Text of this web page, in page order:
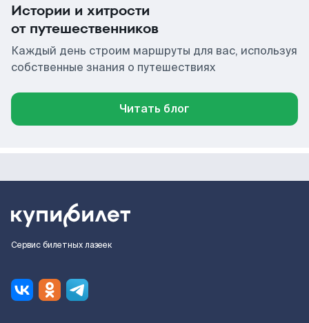
Истории и хитрости
от путешественников
Каждый день строим маршруты для вас, используя
собственные знания о путешествиях
Читать блог
Сервис билетных лазеек